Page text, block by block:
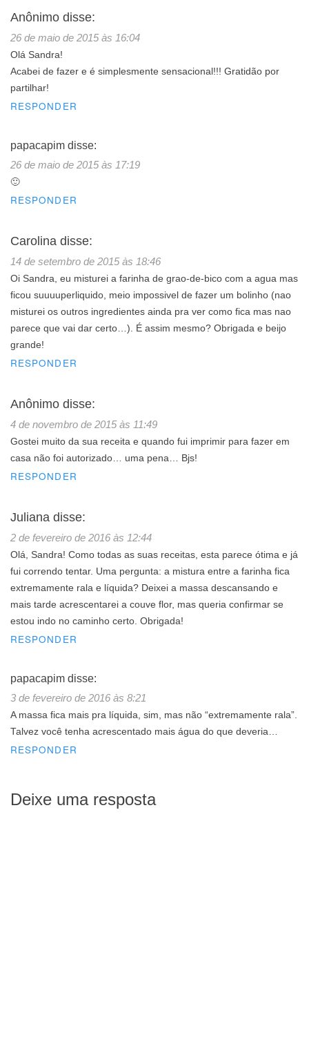
Anônimo disse:
26 de maio de 2015 às 16:04
Olá Sandra!
Acabei de fazer e é simplesmente sensacional!!! Gratidão por
partilhar!
RESPONDER
papacapim disse:
26 de maio de 2015 às 17:19
🙂
RESPONDER
Carolina disse:
14 de setembro de 2015 às 18:46
Oi Sandra, eu misturei a farinha de grao-de-bico com a agua mas
ficou suuuuperliquido, meio impossivel de fazer um bolinho (nao
misturei os outros ingredientes ainda pra ver como fica mas nao
parece que vai dar certo…). É assim mesmo? Obrigada e beijo
grande!
RESPONDER
Anônimo disse:
4 de novembro de 2015 às 11:49
Gostei muito da sua receita e quando fui imprimir para fazer em
casa não foi autorizado… uma pena… Bjs!
RESPONDER
Juliana disse:
2 de fevereiro de 2016 às 12:44
Olá, Sandra! Como todas as suas receitas, esta parece ótima e já
fui correndo tentar. Uma pergunta: a mistura entre a farinha fica
extremamente rala e líquida? Deixei a massa descansando e
mais tarde acrescentarei a couve flor, mas queria confirmar se
estou indo no caminho certo. Obrigada!
RESPONDER
papacapim disse:
3 de fevereiro de 2016 às 8:21
A massa fica mais pra líquida, sim, mas não “extremamente rala”.
Talvez você tenha acrescentado mais água do que deveria…
RESPONDER
Deixe uma resposta